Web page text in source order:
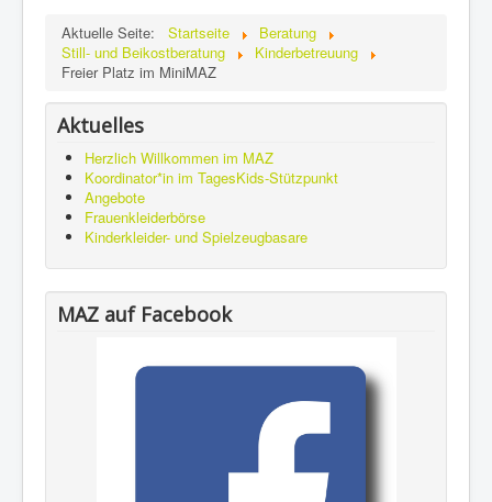
Aktuelle Seite: Startseite
Beratung
Still- und Beikostberatung
Kinderbetreuung
Freier Platz im MiniMAZ
Aktuelles
Herzlich Willkommen im MAZ
Koordinator*in im TagesKids-Stützpunkt
Angebote
Frauenkleiderbörse
Kinderkleider- und Spielzeugbasare
MAZ auf Facebook